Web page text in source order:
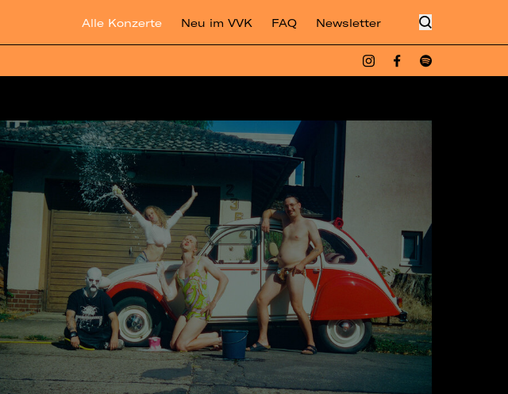
Alle Konzerte Neu im VVK FAQ Newsletter